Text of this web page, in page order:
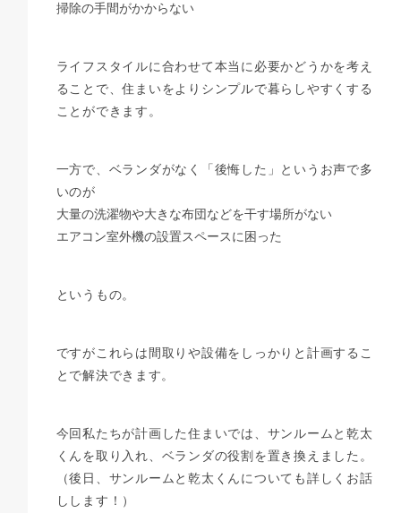
掃除の手間がかからない
ライフスタイルに合わせて本当に必要かどうかを考え
ることで、住まいをよりシンプルで暮らしやすくする
ことができます。
一方で、ベランダがなく「後悔した」というお声で多
いのが
大量の洗濯物や大きな布団などを干す場所がない
エアコン室外機の設置スペースに困った
というもの。
ですがこれらは間取りや設備をしっかりと計画するこ
とで解決できます。
今回私たちが計画した住まいでは、サンルームと乾太
くんを取り入れ、ベランダの役割を置き換えました。
（後日、サンルームと乾太くんについても詳しくお話
しします！）